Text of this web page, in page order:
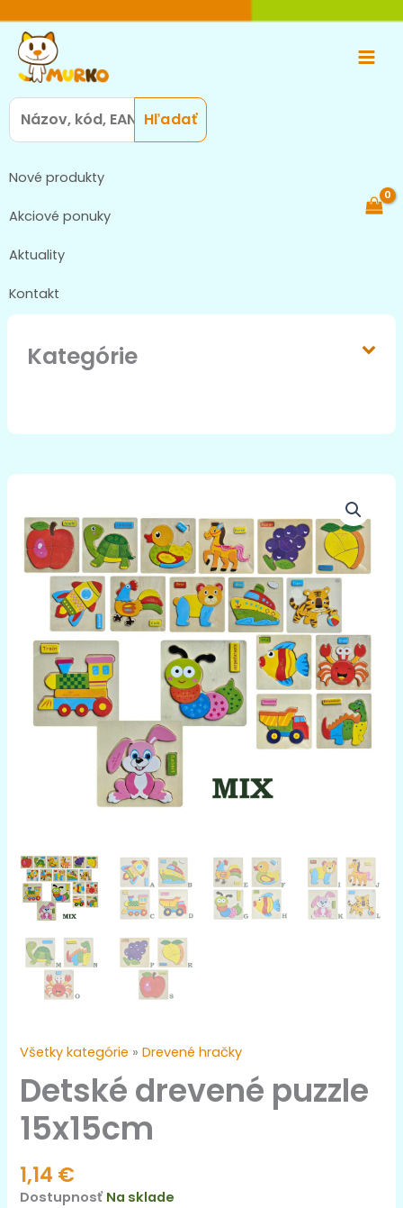
obsah
Main
Search
for:
Nové produkty
Akciové ponuky
Aktuality
Kontakt
Kategórie
Všetky kategórie »Drevené hračky
Detské drevené puzzle
15x15cm
1,14 €
Dostupnosť Na sklade
drevené
puzzle
15x15cm